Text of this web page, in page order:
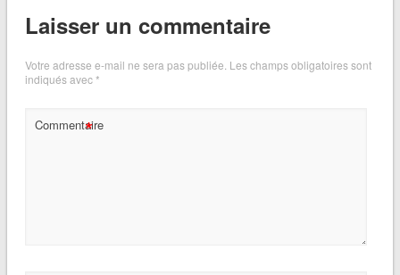
Laisser un commentaire
Votre adresse e-mail ne sera pas publiée. Les champs obligatoires sont
indiqués avec*
Commentaire
*